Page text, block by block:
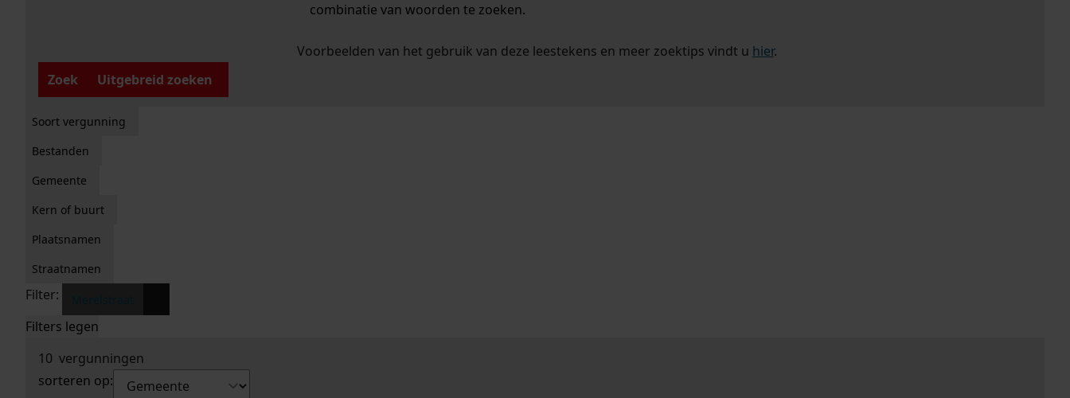
combinatie van woorden te zoeken.
Voorbeelden van het gebruik van deze leestekens en meer zoektips vindt u hier.
Zoek
Uitgebreid zoeken
Soort vergunning
Bestanden
Gemeente
Kern of buurt
Plaatsnamen
Straatnamen
Filter:
Filters legen
10 vergunningen
sorteren op: